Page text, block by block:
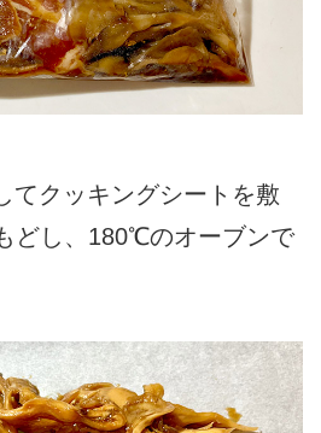
クッキングシートを敷
どし、180℃のオーブンで